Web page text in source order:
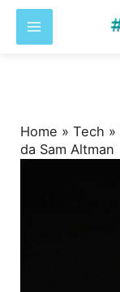
Home »Tech »
da Sam Altman